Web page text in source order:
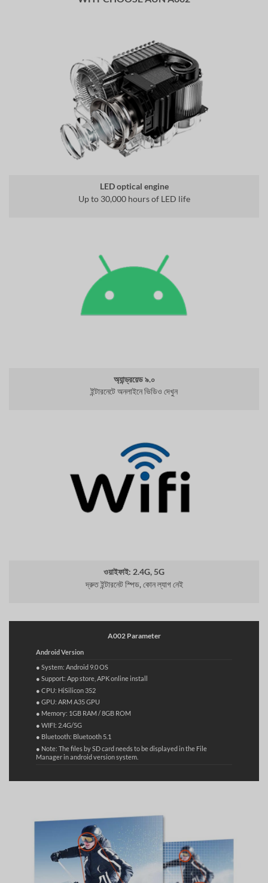
LED optical engine
Up to 30,000 hours of LED life
অ্যান্ড্রয়েড ৯.০
ইন্টারনেটে অনলাইনে ভিডিও দেখুন
ওয়াইফাই: 2.4G, 5G
দ্রুত ইন্টারনেট স্পিড, কোন ল্যাগ নেই
A002 Parameter
Android Version
● System: Android 9.0 OS
● Support: App store, APK online install
● CPU: HiSilicon 352
● GPU: ARM A35 GPU
● Memory: 1GB RAM / 8GB ROM
● WIFI: 2.4G/5G
● Bluetooth: Bluetooth 5.1
● Note: The files by SD card needs to be displayed in the File
Manager in android version system.